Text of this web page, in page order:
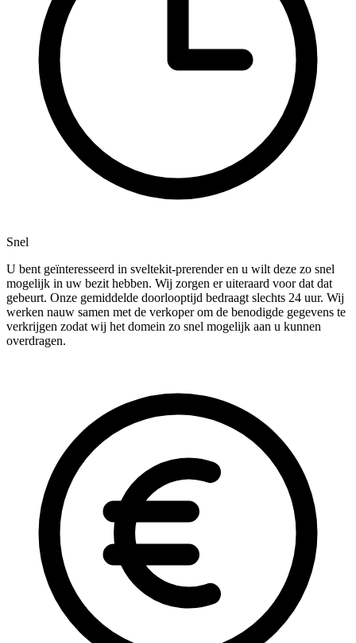
Snel
U bent geïnteresseerd in sveltekit-prerender en u wilt deze zo snel
mogelijk in uw bezit hebben. Wij zorgen er uiteraard voor dat dat
gebeurt. Onze gemiddelde doorlooptijd bedraagt slechts 24 uur. Wij
werken nauw samen met de verkoper om de benodigde gegevens te
verkrijgen zodat wij het domein zo snel mogelijk aan u kunnen
overdragen.